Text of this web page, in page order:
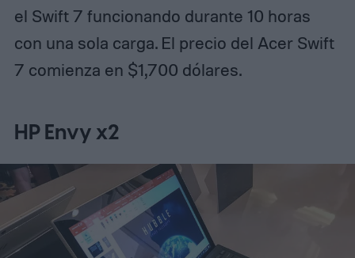
el Swift 7 funcionando durante 10 horas
con una sola carga. El precio del Acer Swift
7 comienza en $1,700 dólares.
HP Envy x2